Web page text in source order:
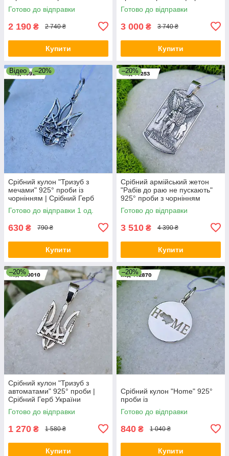
чорнінням
Готово до відправки
2 190 ₴ 2 740 ₴
Купити
Герб України
Готово до відправки
3 000 ₴ 3 740 ₴
Купити
Відео –20%
Срібний кулон "Тризуб з
мечами" 925° проби із
чорнінням | Срібний Герб
України
Готово до відправки 1 од.
630 ₴ 790 ₴
Купити
–20%
Срібний армійський жетон
"Рабів до раю не пускають"
925° проби з чорнінням
Готово до відправки
3 510 ₴ 4 390 ₴
Купити
–20%
Срібний кулон "Тризуб з
автоматами" 925° проби |
Срібний Герб України
Готово до відправки
1 270 ₴ 1 580 ₴
Купити
–20%
Срібний кулон "Home" 925°
проби із
Готово до відправки
840 ₴ 1 040 ₴
Купити